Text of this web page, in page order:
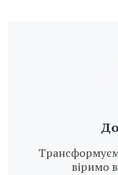
віримо